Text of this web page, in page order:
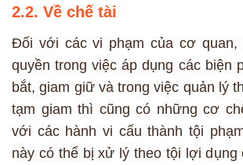
2.2. Về chế tài
Đối với các vi phạm của cơ quan,
quyền trong việc áp dụng các biện
bắt, giam giữ và trong việc quản lý
tạm giam thì cũng có những cơ
với các hành vi cấu thành tội
này có thể bị xử lý theo tội lợi dụng